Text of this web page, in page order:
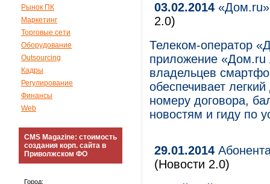
Рынок ПК
Маркетинг
Торговые сети
Оборудование
Outsourcing
Кадры
Регулирование
Финансы
Web
CMS Magazine: стоимость
создания корп. сайта в
Приволжском ФО
Город:
03.02.2014 «Дом.ru»
2.0)
Телеком-оператор
приложение «Дом.ru
владельцев
обеспечивает
номеру договора,
новостям и гиду по
29.01.2014
(Новости 2.0)